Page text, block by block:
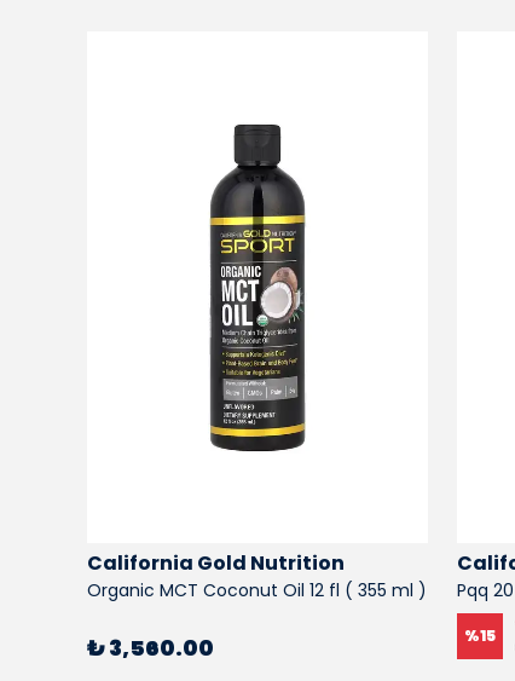
California Gold Nutrition
Organic MCT Coconut Oil 12 fl ( 355 ml )
₺ 3,560.00
Pqq
%15